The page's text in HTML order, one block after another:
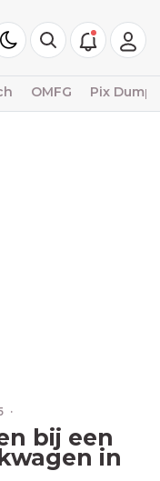
OMFG Pix Dump
·
bij een
in